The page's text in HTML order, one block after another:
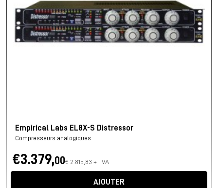
Empirical Labs EL8X-S Distressor
Compresseurs analogiques
€3.379,00€ 2.815,83 + TVA
AJOUTER